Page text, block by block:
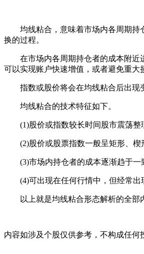
均线粘合，意味着市场内各周期持仓
换的过程。
在市场内各周期持仓者的成本附近进
可以实现账户快速增值，或者避免重大
指数或股价将会在均线粘合后出现变
均线粘合的技术特征如下。
(1)股价或指数较长时间股市震荡整
(2)股价或股票指数一般呈矩形、楔
(3)市场内持仓者的成本逐渐趋于一致
(4)可出现在任何行情中，但经常出
以上就是均线粘合形态解析的全部内
内容如涉及个股仅供参考，不构成任何